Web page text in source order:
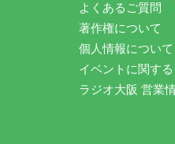
よくあるご質問
著作権について
個人情報について
イベントに関す
ラジオ大阪 営業